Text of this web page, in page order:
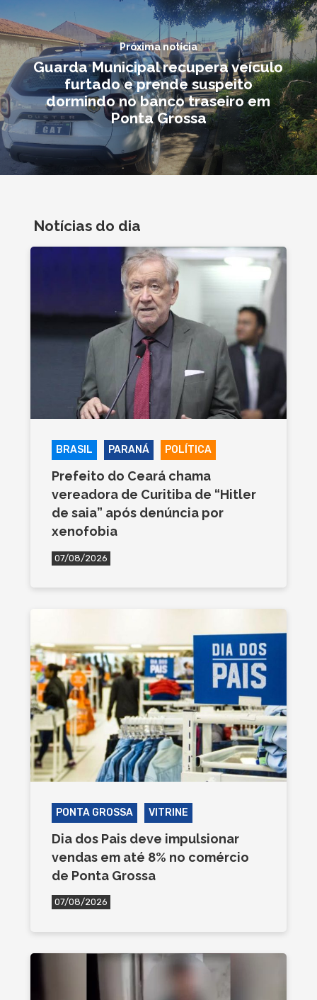
Próxima notícia
Guarda Municipal recupera veículo
furtado e prende suspeito
dormindo no banco traseiro em
Ponta Grossa
Notícias do dia
BRASIL PARANÁ POLÍTICA
Prefeito do Ceará chama
vereadora de Curitiba de “Hitler
de saia” após denúncia por
xenofobia
07/08/2026
PONTA GROSSA VITRINE
Dia dos Pais deve impulsionar
vendas em até 8% no comércio
de Ponta Grossa
07/08/2026